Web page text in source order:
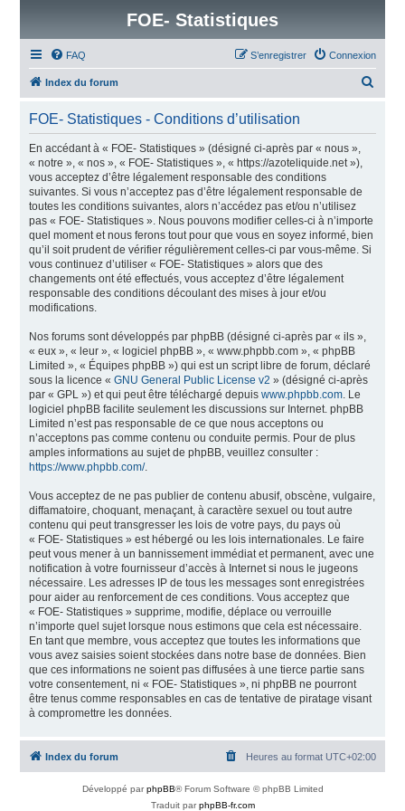
FOE- Statistiques
FAQ Connexion
S’enregistrer
Index du forum
FOE- Statistiques - Conditions d’utilisation
En accédant à « FOE- Statistiques » (désigné ci-après par « nous »,
« notre », « nos », « FOE- Statistiques », « https://azoteliquide.net »),
vous acceptez d’être légalement responsable des conditions
suivantes. Si vous n’acceptez pas d’être légalement responsable de
toutes les conditions suivantes, alors n’accédez pas et/ou n’utilisez
pas « FOE- Statistiques ». Nous pouvons modifier celles-ci à n’importe
quel moment et nous ferons tout pour que vous en soyez informé, bien
qu’il soit prudent de vérifier régulièrement celles-ci par vous-même. Si
vous continuez d’utiliser « FOE- Statistiques » alors que des
changements ont été effectués, vous acceptez d’être légalement
responsable des conditions découlant des mises à jour et/ou
modifications.
Nos forums sont développés par phpBB (désigné ci-après par « ils »,
« eux », « leur », « logiciel phpBB », « www.phpbb.com », « phpBB
Limited », « Équipes phpBB ») qui est un script libre de forum, déclaré
sous la licence « GNU General Public License v2 » (désigné ci-après
par « GPL ») et qui peut être téléchargé depuis www.phpbb.com. Le
logiciel phpBB facilite seulement les discussions sur Internet. phpBB
Limited n’est pas responsable de ce que nous acceptons ou
n’acceptons pas comme contenu ou conduite permis. Pour de plus
amples informations au sujet de phpBB, veuillez consulter :
https://www.phpbb.com/.
Vous acceptez de ne pas publier de contenu abusif, obscène, vulgaire,
diffamatoire, choquant, menaçant, à caractère sexuel ou tout autre
contenu qui peut transgresser les lois de votre pays, du pays où
« FOE- Statistiques » est hébergé ou les lois internationales. Le faire
peut vous mener à un bannissement immédiat et permanent, avec une
notification à votre fournisseur d’accès à Internet si nous le jugeons
nécessaire. Les adresses IP de tous les messages sont enregistrées
pour aider au renforcement de ces conditions. Vous acceptez que
« FOE- Statistiques » supprime, modifie, déplace ou verrouille
n’importe quel sujet lorsque nous estimons que cela est nécessaire.
En tant que membre, vous acceptez que toutes les informations que
vous avez saisies soient stockées dans notre base de données. Bien
que ces informations ne soient pas diffusées à une tierce partie sans
votre consentement, ni « FOE- Statistiques », ni phpBB ne pourront
être tenus comme responsables en cas de tentative de piratage visant
à compromettre les données.
Index du forum Heures au format UTC+02:00
Développé parphpBB® Forum Software © phpBB Limited
Traduit parphpBB-fr.com